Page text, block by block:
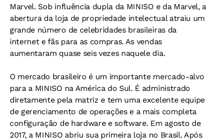
Marvel. Sob influência dupla da MINISO e da Marvel, a
abertura da loja de propriedade intelectual atraiu um
grande número de celebridades brasileiras da
internet e fãs para as compras. As vendas
aumentaram quase seis vezes naquele dia.
O mercado brasileiro é um importante mercado-alvo
para a MINISO na América do Sul. É administrado
diretamente pela matriz e tem uma excelente equipe
de gerenciamento de operações e a mais completa
configuração de hardware e software. Em agosto de
2017, a MINISO abriu sua primeira loja no Brasil. Após